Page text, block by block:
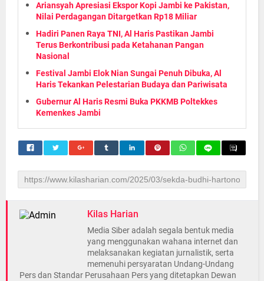
Ariansyah Apresiasi Ekspor Kopi Jambi ke Pakistan,
Nilai Perdagangan Ditargetkan Rp18 Miliar
Hadiri Panen Raya TNI, Al Haris Pastikan Jambi
Terus Berkontribusi pada Ketahanan Pangan
Nasional
Festival Jambi Elok Nian Sungai Penuh Dibuka, Al
Haris Tekankan Pelestarian Budaya dan Pariwisata
Gubernur Al Haris Resmi Buka PKKMB Poltekkes
Kemenkes Jambi
Kilas Harian
Media Siber adalah segala bentuk media
yang menggunakan wahana internet dan
melaksanakan kegiatan jurnalistik, serta
memenuhi persyaratan Undang-Undang
Pers dan Standar Perusahaan Pers yang ditetapkan Dewan